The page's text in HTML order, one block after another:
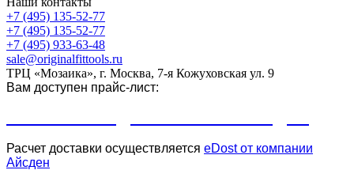
+7 (495) 135-52-77
+7 (495) 135-52-77
+7 (495) 933-63-48
sale@originalfittools.ru
ТРЦ «Мозаика», г. Москва, 7-я Кожуховская ул. 9
Вам доступен прайс-лист:
Расчет доставки осуществляется eDost от компании
Айсден